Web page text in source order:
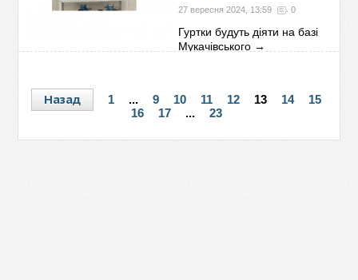
27 вересня 2024, 13:59 0
Гуртки будуть діяти на базі
Мукачівського →
Назад 1 ... 9 10 11 12 13 14
15
16
17 ... 23